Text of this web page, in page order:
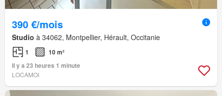
390 €/mois
Studio à 34062, Montpellier, Hérault, Occitanie
1
10 m²
Il y a 23 heures 1 minute
LOCAMOI